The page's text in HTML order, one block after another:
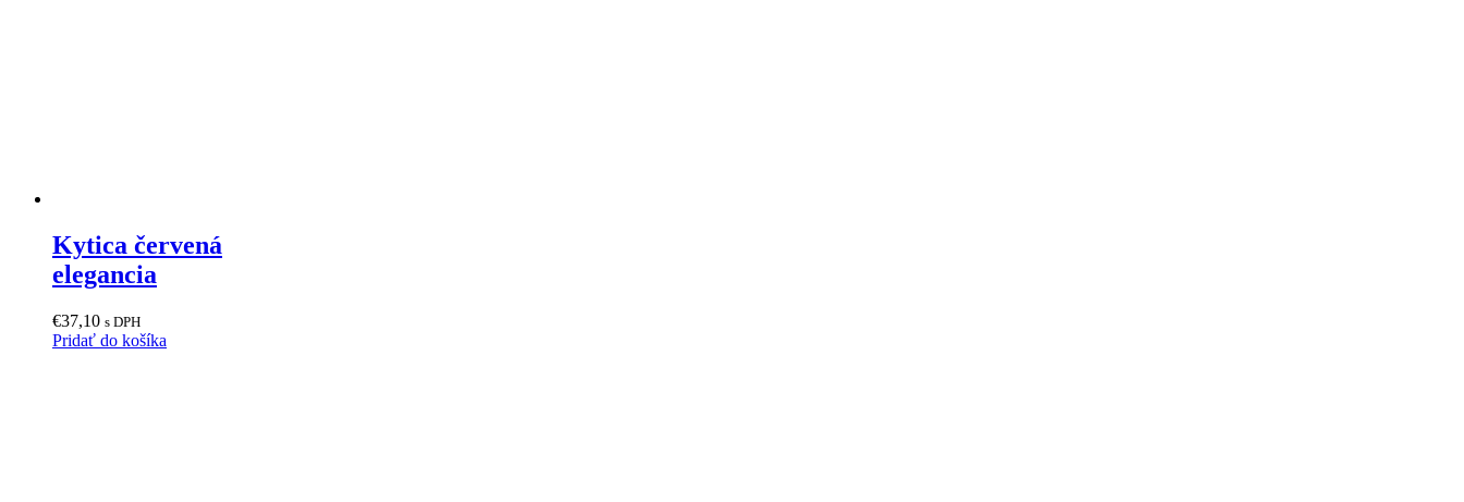
Kytica červená
elegancia
€37,10 s DPH
Pridať do košíka